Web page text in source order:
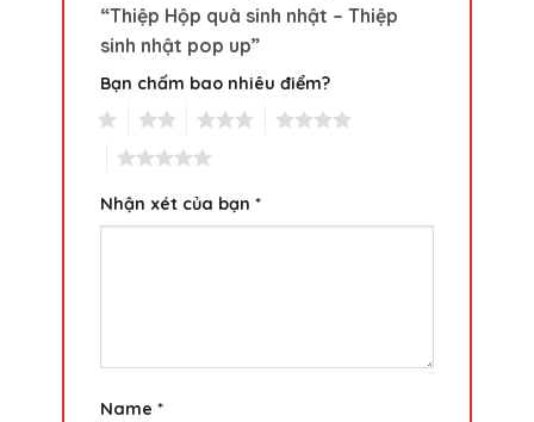
“Thiệp Hộp quà sinh nhật – Thiệp
sinh nhật pop up”
Bạn chấm bao nhiêu điểm?
Nhận xét của bạn *
Name *